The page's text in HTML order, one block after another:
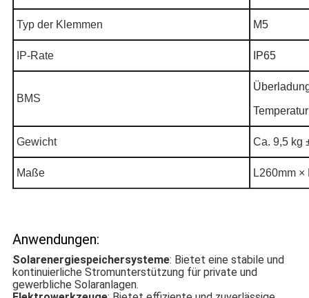
Typ der Klemmen M5
IP-Rate IP65
BMS
Temperatur
Gewicht Ca. 9,5 kg
Maße L260mm
Anwendungen:
Solarenergiespeichersysteme: Bietet eine stabile und
kontinuierliche Stromunterstützung für private und
gewerbliche Solaranlagen.